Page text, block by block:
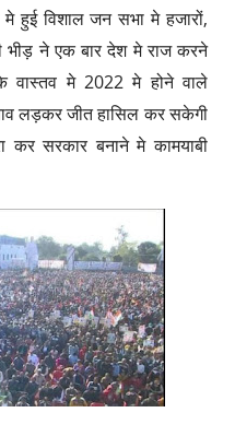
मे हुई विशाल जन सभा मे हजारों,
भीड़ ने एक बार देश मे राज करने
वास्तव मे 2022 मे होने वाले
लड़कर जीत हासिल कर सकेगी
सरकार बनाने मे कामयाबी